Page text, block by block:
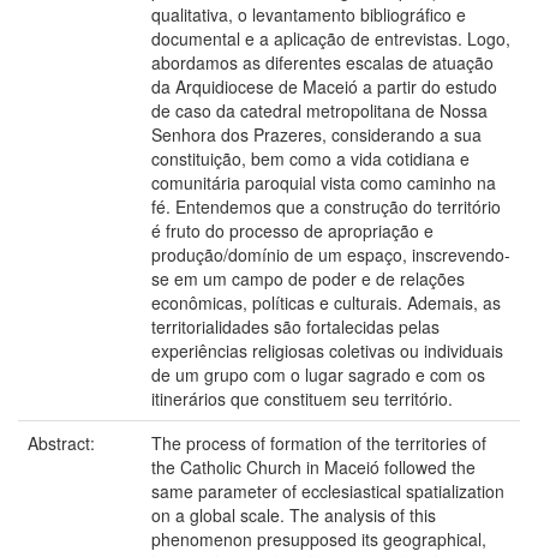
qualitativa, o levantamento bibliográfico e
documental e a aplicação de entrevistas. Logo,
abordamos as diferentes escalas de atuação
da Arquidiocese de Maceió a partir do estudo
de caso da catedral metropolitana de Nossa
Senhora dos Prazeres, considerando a sua
constituição, bem como a vida cotidiana e
comunitária paroquial vista como caminho na
fé. Entendemos que a construção do território
é fruto do processo de apropriação e
produção/domínio de um espaço, inscrevendo-
se em um campo de poder e de relações
econômicas, políticas e culturais. Ademais, as
territorialidades são fortalecidas pelas
experiências religiosas coletivas ou individuais
de um grupo com o lugar sagrado e com os
itinerários que constituem seu território.
Abstract:
The process of formation of the territories of
the Catholic Church in Maceió followed the
same parameter of ecclesiastical spatialization
on a global scale. The analysis of this
phenomenon presupposed its geographical,